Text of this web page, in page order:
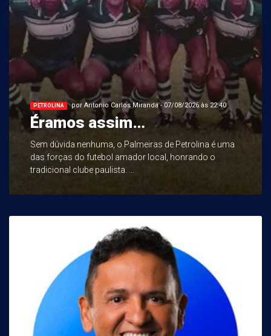
PETROLINA por Antonio Carlos Miranda - 07/08/2026 às 22:40
Éramos assim…
Sem dúvida nenhuma, o Palmeiras de Petrolina é uma
das forças do futebol amador local, honrando o
tradicional clube paulista. ...